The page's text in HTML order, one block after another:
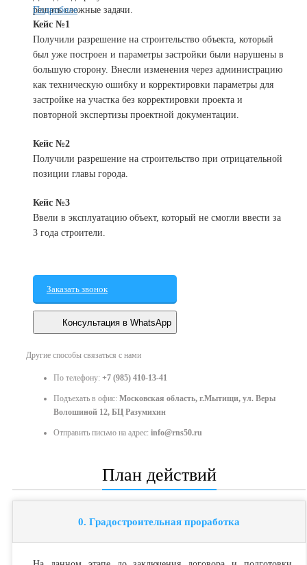
решать сложные задачи.
Подробнее
Кейс №1
Получили разрешение на строительство объекта, который
был уже построен и параметры застройки были нарушены в
большую сторону. Внесли изменения через администрацию
как техническую ошибку и корректировки параметры для
застройке на участка без корректировки проекта и
повторной экспертизы проектной документации.
Кейс №2
Получили разрешение на строительство при отрицательной
позиции главы города.
Кейс №3
Ввели в эксплуатацию объект, который не смогли ввести за
3 года строители.
Заказать звонок
Консультация в WhatsApp
Другие способы связаться с нами
По телефону: +7 (985) 410-13-41
Подъехать в офис: Московская область, г.Мытищи, ул. Веры
Волошиной 12, БЦ Разумихин
Отправить письмо на адрес: info@rns50.ru
План действий
0. Градостроительная проработка